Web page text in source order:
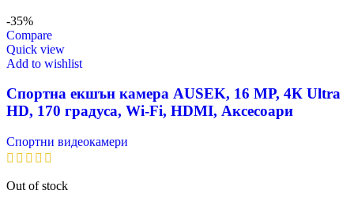
-35%
Compare
Quick view
Add to wishlist
Спортна екшън камера AUSEK, 16 MP, 4К Ultra
HD, 170 градуса, Wi-Fi, HDMI, Аксесоари
Спортни видеокамери
Out of stock